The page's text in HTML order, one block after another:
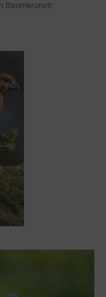
Baumkronen